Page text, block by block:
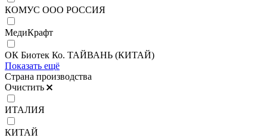
КОМУС ООО РОССИЯ
МедиКрафт
ОК Биотек Ко. ТАЙВАНЬ (КИТАЙ)
Показать ещё
Страна производства
Очистить
ИТАЛИЯ
КИТАЙ